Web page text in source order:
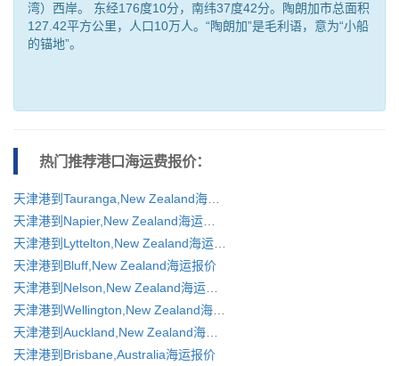
湾）西岸。 东经176度10分，南纬37度42分。陶朗加市总面积
127.42平方公里，人口10万人。“陶朗加”是毛利语，意为“小船
的锚地”。
热门推荐港口海运费报价：
天津港到Bluff,New Zealand海运报价
天津港到Brisbane,Australia海运报价